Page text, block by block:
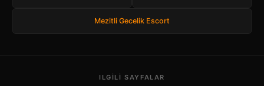
Mezitli Gecelik Escort
ILGILI SAYFALAR